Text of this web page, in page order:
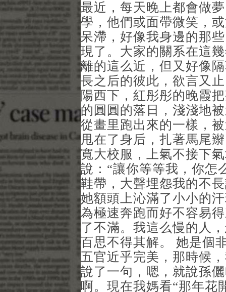
最近，每天晚上都會做
學，他們或面帶微笑，
呆滯，好像我身邊的那
現了。大家的關系在這
離的這么近，但又好像
長之后的彼此，欲言又
陽西下，紅彤彤的晚霞
的圓圓的落日，淺淺地
從畫里跑出來的一樣，
甩在了身后，扎著馬尾
寬大校服，上氣不接下
說：“讓你等等我，你怎
鞋帶，大聲埋怨我的不
她額頭上沁滿了小小的
為極速奔跑而好不容易
了不滿。我這么慢的人
百思不得其解。 她是個
五官近乎完美，那時候
說了一句，嗯，就說孫
啊。現在我媽看“那年花